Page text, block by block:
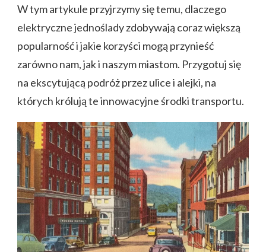
W tym artykule przyjrzymy się temu, dlaczego
elektryczne jednoślady zdobywają coraz większą
popularność i jakie korzyści mogą przynieść
zarówno nam, jak i naszym miastom. Przygotuj się
na ekscytującą podróż przez ulice i alejki, na
których królują te innowacyjne środki transportu.